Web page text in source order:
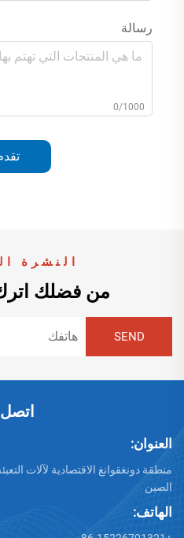
رسالة
0/1000
النشرة
من فضلك
اتصل
العنوان:
منطقة دونغقوانغ الاقتصادية لآلات
الصين
الهاتف: